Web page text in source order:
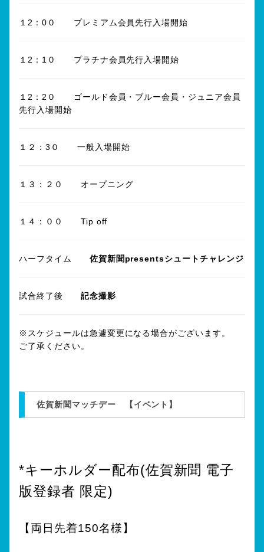
１2：0０ プレミアム会員先行入場開始
１2：1０ プラチナ会員先行入場開始
１2：2０ ゴールド会員・ブルー会員・ジュニア会員
先行入場開始
１２：3０ 一般入場開始
１３：２０ オープニング
１４：００ Tip off
ハーフタイム 佐賀新聞presentsシュートチャレンジ
試合終了後 記念撮影
※スケジュールは急遽変更になる場合がございます。
ご了承ください。
佐賀新聞マッチデー 【イベント】
*キーホルダー配布(佐賀新聞 電子
版登録者 限定)
【両日先着150名様】